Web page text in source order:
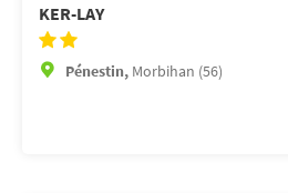
KER-LAY
Pénestin, Morbihan (56)